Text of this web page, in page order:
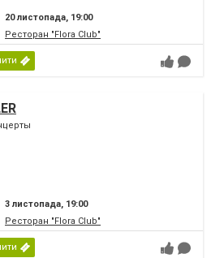
20 листопада, 19:00
Ресторан "Flora Club"
3 листопада, 19:00
Ресторан "Flora Club"